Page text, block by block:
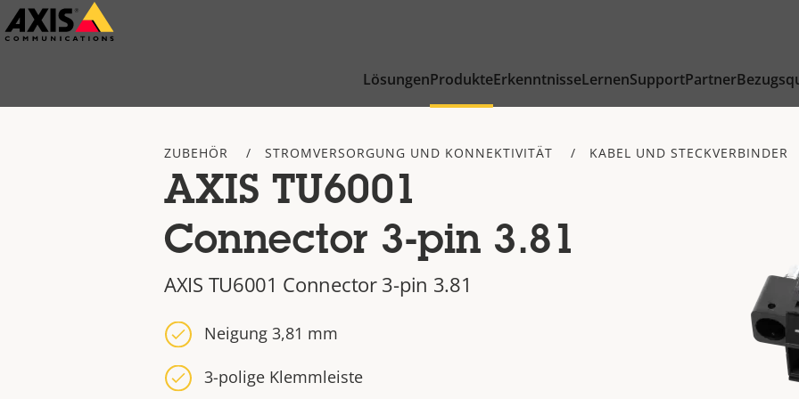
Zum
Hauptinhalt
LösungenProdukteErkenntnisseLernenSupportPartner
ZUBEHÖR STROMVERSORGUNG UND KONNEKTIVITÄT KABEL UND STECKVERBINDER
AXIS TU6001
Connector 3-pin 3.81
AXIS TU6001 Connector 3-pin 3.81
Neigung 3,81 mm
3-polige Klemmleiste